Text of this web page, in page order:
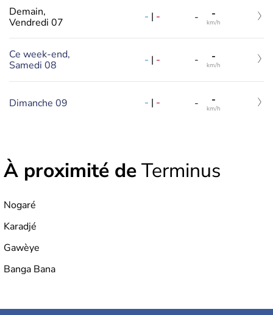
Demain,
Vendredi 07
- | - - -
km/h
Ce week-end,
Samedi 08
- | - - -
km/h
Dimanche 09 - | - - -
km/h
À proximité deTerminus
Nogaré
Karadjé
Gawèye
Banga Bana